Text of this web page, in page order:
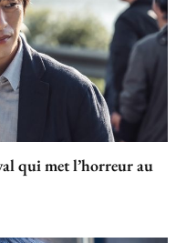
qui met l’horreur au